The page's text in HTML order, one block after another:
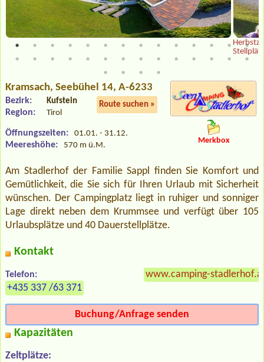
Kramsach, Seebühel 14, A-6233
Route suchen »
Bezirk: Kufstein
Region: Tirol
Öffnungszeiten: 01.01. - 31.12.
Meereshöhe: 570 m ü.M.
Merkbox
Am Stadlerhof der Familie Sappl finden Sie Komfort und
Gemütlichkeit, die Sie sich für Ihren Urlaub mit Sicherheit
wünschen. Der Campingplatz liegt in ruhiger und sonniger
Lage direkt neben dem Krummsee und verfügt über 105
Urlaubsplätze und 40 Dauerstellplätze.
Kontakt
Telefon:
+435 337 /63 371
www.camping-
Buchung/Anfrage senden
Kapazitäten
Zeltplätze: